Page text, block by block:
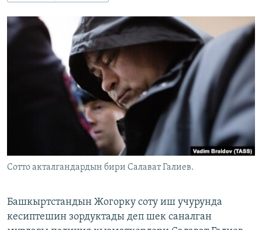
ДАНИСТЕ
ЭЖЕ-СИҢДИЛЕР
ЫҢГАЙСЫЗ СУРООЛОР
Русский
ОНЛАЙН ШЕРИНЕ
ЭЕ/АРнун бардык сайттары
Сотто акталгандардын бири Салават Галиев.
Башкыртстандын Жогорку соту иш учурунда
кесиптешин зордуктады деп шек саналган